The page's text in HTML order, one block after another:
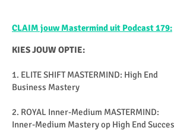
CLAIM jouw Mastermind uit Podcast 179:
KIES JOUW OPTIE:
1. ELITE SHIFT MASTERMIND: High End
Business Mastery
2. ROYAL Inner-Medium MASTERMIND:
Inner-Medium Mastery op High End Succes